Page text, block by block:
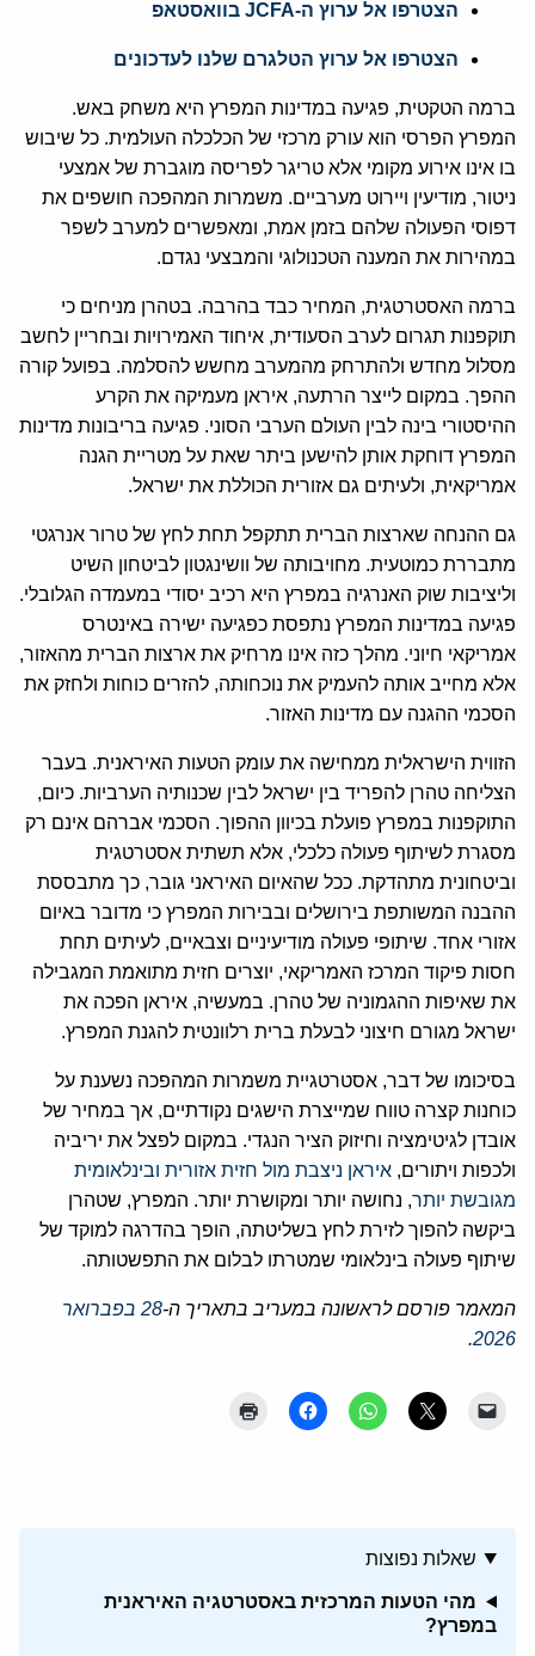
הצטרפו אל ערוץ ה-JCFA בוואסטאפ
הצטרפו אל ערוץ הטלגרם שלנו לעדכונים
ברמה הטקטית, פגיעה במדינות המפרץ היא משחק באש.
המפרץ הפרסי הוא עורק מרכזי של הכלכלה העולמית. כל שיבוש
בו אינו אירוע מקומי אלא טריגר לפריסה מוגברת של אמצעי
ניטור, מודיעין ויירוט מערביים. משמרות המהפכה חושפים את
דפוסי הפעולה שלהם בזמן אמת, ומאפשרים למערב לשפר
במהירות את המענה הטכנולוגי והמבצעי נגדם.
ברמה האסטרטגית, המחיר כבד בהרבה. בטהרן מניחים כי
תוקפנות תגרום לערב הסעודית, איחוד האמירויות ובחריין לחשב
מסלול מחדש ולהתרחק מהמערב מחשש להסלמה. בפועל קורה
ההפך. במקום לייצר הרתעה, איראן מעמיקה את הקרע
ההיסטורי בינה לבין העולם הערבי הסוני. פגיעה בריבונות מדינות
המפרץ דוחקת אותן להישען ביתר שאת על מטריית הגנה
אמריקאית, ולעיתים גם אזורית הכוללת את ישראל.
גם ההנחה שארצות הברית תתקפל תחת לחץ של טרור אנרגטי
מתבררת כמוטעית. מחויבותה של וושינגטון לביטחון השיט
וליציבות שוק האנרגיה במפרץ היא רכיב יסודי במעמדה הגלובלי.
פגיעה במדינות המפרץ נתפסת כפגיעה ישירה באינטרס
אמריקאי חיוני. מהלך כזה אינו מרחיק את ארצות הברית מהאזור,
אלא מחייב אותה להעמיק את נוכחותה, להזרים כוחות ולחזק את
הסכמי ההגנה עם מדינות האזור.
הזווית הישראלית ממחישה את עומק הטעות האיראנית. בעבר
הצליחה טהרן להפריד בין ישראל לבין שכנותיה הערביות. כיום,
התוקפנות במפרץ פועלת בכיוון ההפוך. הסכמי אברהם אינם רק
מסגרת לשיתוף פעולה כלכלי, אלא תשתית אסטרטגית
וביטחונית מתהדקת. ככל שהאיום האיראני גובר, כך מתבססת
ההבנה המשותפת בירושלים ובבירות המפרץ כי מדובר באיום
אזורי אחד. שיתופי פעולה מודיעיניים וצבאיים, לעיתים תחת
חסות פיקוד המרכז האמריקאי, יוצרים חזית מתואמת המגבילה
את שאיפות ההגמוניה של טהרן. במעשיה, איראן הפכה את
ישראל מגורם חיצוני לבעלת ברית רלוונטית להגנת המפרץ.
בסיכומו של דבר, אסטרטגיית משמרות המהפכה נשענת על
כוחנות קצרה טווח שמייצרת הישגים נקודתיים, אך במחיר של
אובדן לגיטימציה וחיזוק הציר הנגדי. במקום לפצל את יריביה
ולכפות ויתורים, איראן ניצבת מול חזית אזורית ובינלאומית
מגובשת יותר, נחושה יותר ומקושרת יותר. המפרץ, שטהרן
ביקשה להפוך לזירת לחץ בשליטתה, הופך בהדרגה למוקד של
שיתוף פעולה בינלאומי שמטרתו לבלום את התפשטותה.
המאמר פורסם לראשונה במעריב בתאריך ה-
28 בפברואר
2026
.
שאלות נפוצות
מהי הטעות המרכזית באסטרטגיה האיראנית
במפרץ?